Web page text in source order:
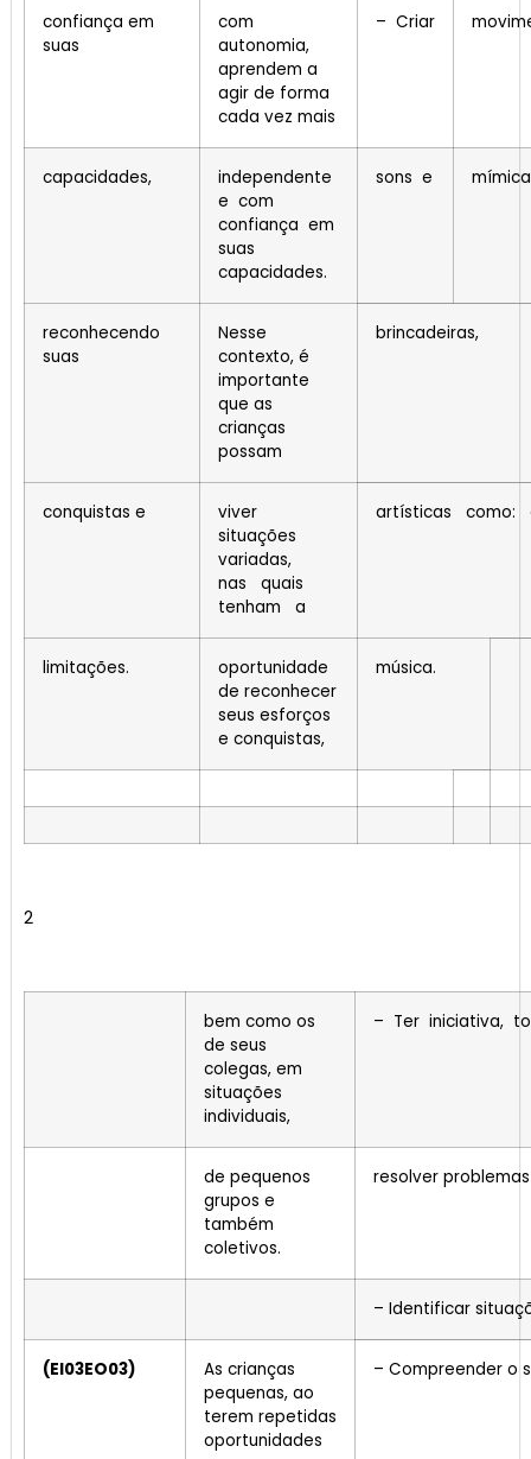
confiança em
suas
com
autonomia,
aprendem a
agir de forma
cada vez mais
– Criar
capacidades,
independente
e com
confiança em
suas
capacidades.
sons e
reconhecendo
suas
Nesse
contexto, é
importante
que as
crianças
possam
brincadeiras,
conquistas e
viver
situações
variadas,
nas quais
tenham a
artísticas
limitações.
oportunidade
de reconhecer
seus esforços
e conquistas,
música.
2
bem como os
de seus
colegas, em
situações
individuais,
– Ter iniciativa,
de pequenos
grupos e
também
coletivos.
resolver
– Identificar
(EI03EO03)
As crianças
pequenas, ao
terem repetidas
oportunidades
– Compreender o